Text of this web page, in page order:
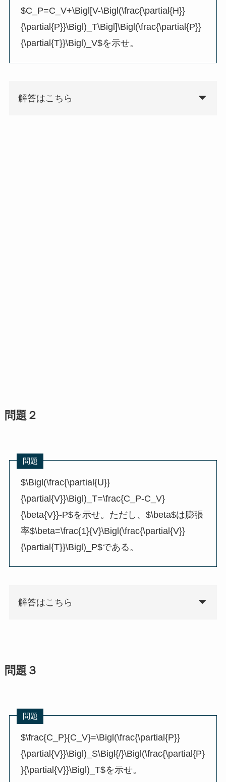
$C_P=C_V+\Bigl[V-\Bigl(\frac{\partial{H}}
{\partial{P}}\Bigl)_T\Bigl]\Bigl(\frac{\partial{P}}
{\partial{T}}\Bigl)_V$を示せ。
解答はこちら
問題２
問題
$\Bigl(\frac{\partial{U}}
{\partial{V}}\Bigl)_T=\frac{C_P-C_V}
{\beta{V}}-P$を示せ。ただし、$\beta$は膨張
率$\beta=\frac{1}{V}\Bigl(\frac{\partial{V}}
{\partial{T}}\Bigl)_P$である。
解答はこちら
問題３
問題
$\frac{C_P}{C_V}=\Bigl(\frac{\partial{P}}
{\partial{V}}\Bigl)_S\Bigl{/}\Bigl(\frac{\partial{P}
}{\partial{V}}\Bigl)_T$を示せ。